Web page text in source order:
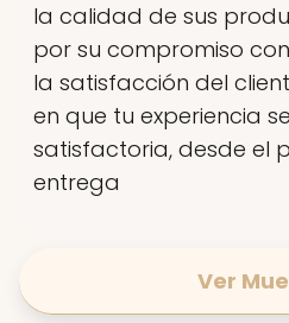
la calidad de sus
por su compromiso
la satisfacción del
en que tu experiencia
satisfactoria, desde el
entrega
Ver